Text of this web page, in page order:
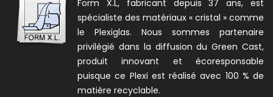
Form X.L, fabricant depuis 37 ans, est
spécialiste des matériaux « cristal » comme
le Plexiglas. Nous sommes partenaire
privilégié dans la diffusion du Green Cast,
produit innovant et écoresponsable
puisque ce Plexi est réalisé avec 100 % de
matière recyclable.